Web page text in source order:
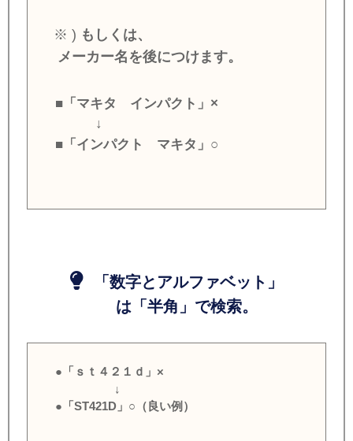
※ ) もしくは、
メーカー名を後につけます。
■「マキタ インパクト」×
↓
■「インパクト マキタ」○
「数字とアルファベット」
は「半角」で検索。
●「ｓｔ４２１ｄ」×
↓
●「ST421D」○（良い例）